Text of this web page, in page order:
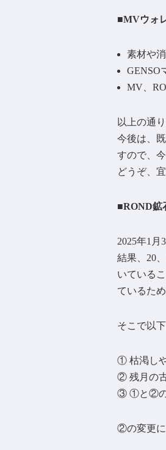
■MVウォ
素材や
GENSO
MV、
以上の通
今後は、
すので、
どうぞ、
■ROND鉱
2025年1
結果、20
いている
ているた
そこで以
① 枯渇し
② 残月の
③ ①と②の
②の変更に